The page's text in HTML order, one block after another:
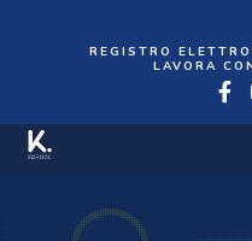
REGISTRO
LAVORA